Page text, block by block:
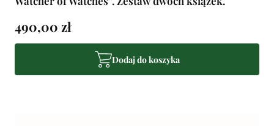
490,00 zł
Dodaj do koszyka